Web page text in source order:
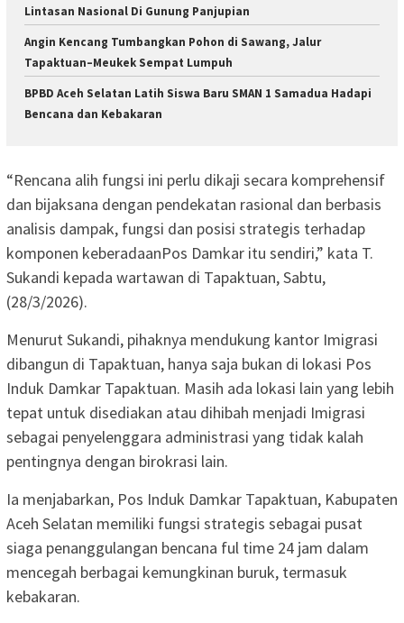
Lintasan Nasional Di Gunung Panjupian
Angin Kencang Tumbangkan Pohon di Sawang, Jalur
Tapaktuan–Meukek Sempat Lumpuh
BPBD Aceh Selatan Latih Siswa Baru SMAN 1 Samadua Hadapi
Bencana dan Kebakaran
“Rencana alih fungsi ini perlu dikaji secara komprehensif
dan bijaksana dengan pendekatan rasional dan berbasis
analisis dampak, fungsi dan posisi strategis terhadap
komponen keberadaanPos Damkar itu sendiri,” kata T.
Sukandi kepada wartawan di Tapaktuan, Sabtu,
(28/3/2026).
Menurut Sukandi, pihaknya mendukung kantor Imigrasi
dibangun di Tapaktuan, hanya saja bukan di lokasi Pos
Induk Damkar Tapaktuan. Masih ada lokasi lain yang lebih
tepat untuk disediakan atau dihibah menjadi Imigrasi
sebagai penyelenggara administrasi yang tidak kalah
pentingnya dengan birokrasi lain.
Ia menjabarkan, Pos Induk Damkar Tapaktuan, Kabupaten
Aceh Selatan memiliki fungsi strategis sebagai pusat
siaga penanggulangan bencana ful time 24 jam dalam
mencegah berbagai kemungkinan buruk, termasuk
kebakaran.